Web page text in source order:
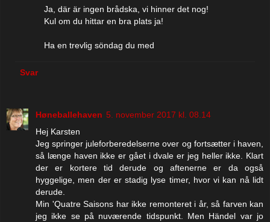
Ja, där är ingen brådska, vi hinner det nog!
Kul om du hittar en bra plats ja!
Ha en trevlig söndag du med
Svar
Høneballehaven 5. november 2017 kl. 08.14
Hej Karsten
Jeg springer juleforberedelserne over og fortsætter i haven,
så længe haven ikke er gået i dvale er jeg heller ikke. Klart
der er kortere tid derude og aftenerne er da også
hyggelige, men der er stadig lyse timer, hvor vi kan nå lidt
derude.
Min 'Quatre Saisons har ikke remonteret i år, så farven kan
jeg ikke se på nuværende tidspunkt. Men Händel var jo